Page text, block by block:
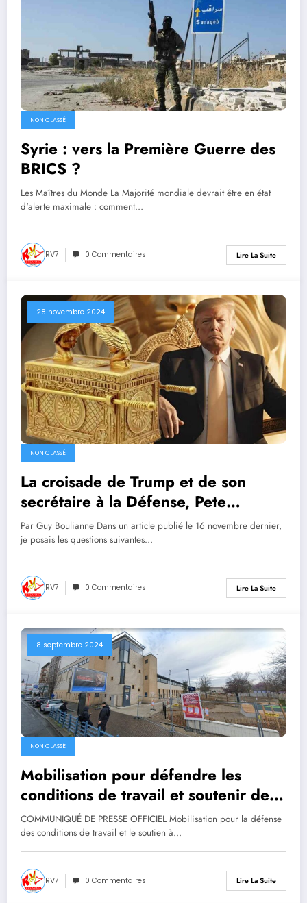
NON CLASSÉ
Syrie : vers la Première Guerre des
BRICS ?
Les Maîtres du Monde La Majorité mondiale devrait être en état
d'alerte maximale : comment…
RV7 0 Commentaires Lire La Suite
28 novembre 2024
NON CLASSÉ
La croisade de Trump et de son
secrétaire à la Défense, Pete
Hegseth : Activer l’Armaguédon et
construire le Troisième Temple de
Jérusalem
Par Guy Boulianne Dans un article publié le 16 novembre dernier,
je posais les questions suivantes…
RV7 0 Commentaires Lire La Suite
8 septembre 2024
NON CLASSÉ
Mobilisation pour défendre les
conditions de travail et soutenir des
collègues injustement renvoyés
COMMUNIQUÉ DE PRESSE OFFICIEL Mobilisation pour la défense
des conditions de travail et le soutien à…
RV7 0 Commentaires Lire La Suite